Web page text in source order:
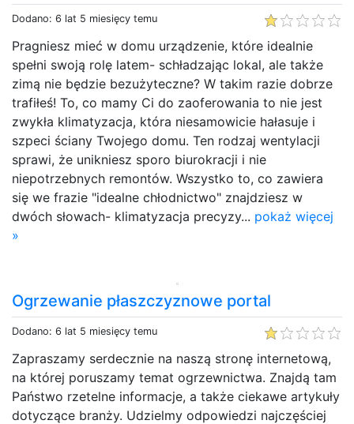
Dodano: 6 lat 5 miesięcy temu
Pragniesz mieć w domu urządzenie, które idealnie
spełni swoją rolę latem- schładzając lokal, ale także
zimą nie będzie bezużyteczne? W takim razie dobrze
trafiłeś! To, co mamy Ci do zaoferowania to nie jest
zwykła klimatyzacja, która niesamowicie hałasuje i
szpeci ściany Twojego domu. Ten rodzaj wentylacji
sprawi, że unikniesz sporo biurokracji i nie
niepotrzebnych remontów. Wszystko to, co zawiera
się we frazie "idealne chłodnictwo" znajdziesz w
dwóch słowach- klimatyzacja precyzy... pokaż więcej
»
Ogrzewanie płaszczyznowe portal
Dodano: 6 lat 5 miesięcy temu
Zapraszamy serdecznie na naszą stronę internetową,
na której poruszamy temat ogrzewnictwa. Znajdą tam
Państwo rzetelne informacje, a także ciekawe artykuły
dotyczące branży. Udzielmy odpowiedzi najczęściej